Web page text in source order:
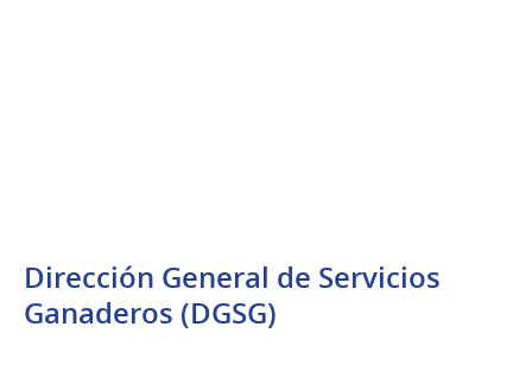
Dirección General de Servicios
Ganaderos (DGSG)